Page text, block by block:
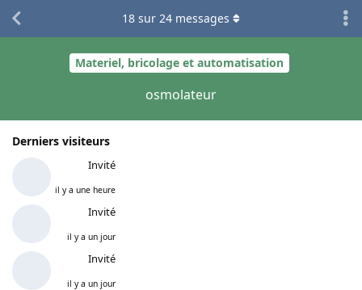
Materiel, bricolage et automatisation
osmolateur
Derniers visiteurs
Invité
il y a une heure
Invité
il y a un jour
Invité
il y a un jour
18 sur 24 messages